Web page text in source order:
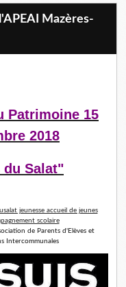
Patrimoine 15
2018
du Salat"
de Parents d'Elèves et
Intercommunales